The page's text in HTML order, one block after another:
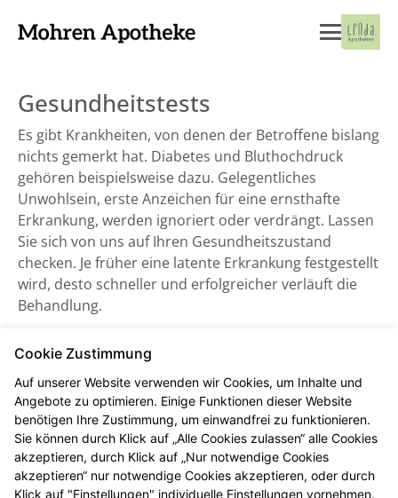
Gesundheitstests
Es gibt Krankheiten, von denen der Betroffene bislang
nichts gemerkt hat. Diabetes und Bluthochdruck
gehören beispielsweise dazu. Gelegentliches
Unwohlsein, erste Anzeichen für eine ernsthafte
Erkrankung, werden ignoriert oder verdrängt. Lassen
Sie sich von uns auf Ihren Gesundheitszustand
checken. Je früher eine latente Erkrankung festgestellt
wird, desto schneller und erfolgreicher verläuft die
Behandlung.
Blutdruckmessung
Gesundheits-Check
Schwangerschaftsfrühtest
Cookie Zustimmung
Auf unserer Website verwenden wir Cookies, um Inhalte und
Angebote zu optimieren. Einige Funktionen dieser Website
benötigen Ihre Zustimmung, um einwandfrei zu funktionieren.
Sie können durch Klick auf „Alle Cookies zulassen“ alle Cookies
akzeptieren, durch Klick auf „Nur notwendige Cookies
akzeptieren“ nur notwendige Cookies akzeptieren, oder durch
Klick auf "Einstellungen" individuelle Einstellungen vornehmen.